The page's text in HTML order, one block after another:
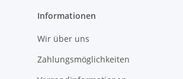
Informationen
Wir über uns
Zahlungsmöglichkeiten